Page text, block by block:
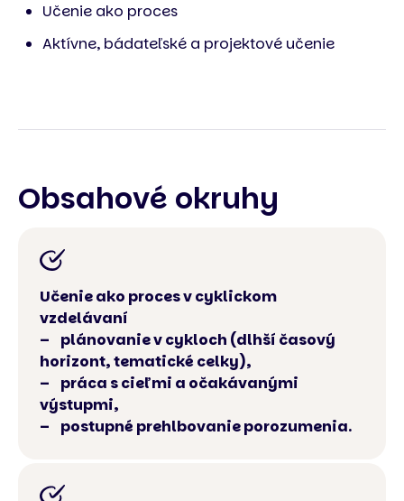
Učenie ako proces
Aktívne, bádateľské a projektové učenie
Obsahové okruhy
Učenie ako proces v cyklickom
vzdelávaní
– plánovanie v cykloch (dlhší časový
horizont, tematické celky),
– práca s cieľmi a očakávanými
výstupmi,
– postupné prehlbovanie porozumenia.